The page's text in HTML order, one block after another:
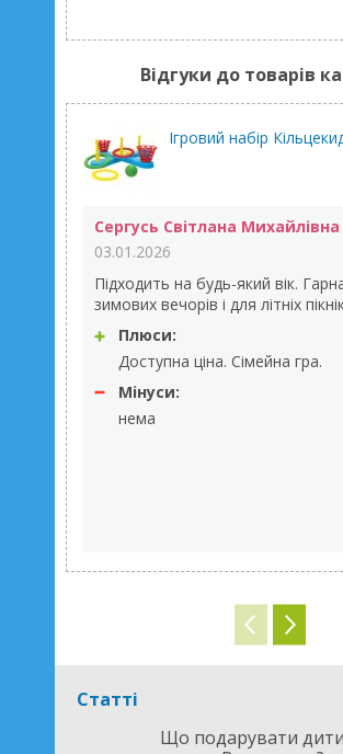
Відгуки до товарів
Ігровий набір
Сергусь Світлана Михайлівна
03.01.2026
Підходить на будь-який вік.
зимових вечорів і для літніх
Плюси:
Доступна ціна. Сімейна гра.
Мінуси:
нема
Статті
Що подарувати